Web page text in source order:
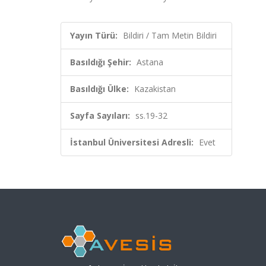
Yayın Türü: Bildiri / Tam Metin Bildiri
Basıldığı Şehir: Astana
Basıldığı Ülke: Kazakistan
Sayfa Sayıları: ss.19-32
İstanbul Üniversitesi Adresli: Evet